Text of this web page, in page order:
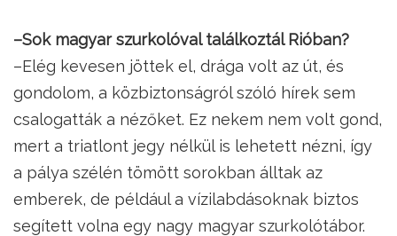
–Sok magyar szurkolóval találkoztál Rióban?
–Elég kevesen jöttek el, drága volt az út, és
gondolom, a közbiztonságról szóló hírek sem
csalogatták a nézőket. Ez nekem nem volt gond,
mert a triatlont jegy nélkül is lehetett nézni, így
a pálya szélén tömött sorokban álltak az
emberek, de például a vízilabdásoknak biztos
segített volna egy nagy magyar szurkolótábor.